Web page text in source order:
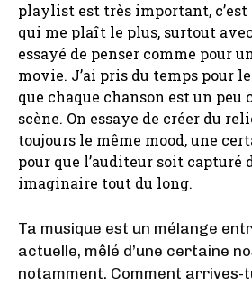
playlist est très important,
qui me plaît le plus, surtout avec
essayé de penser comme pour
movie. J’ai pris du temps pour
que chaque chanson est un peu
scène. On essaye de créer du
toujours le même mood, une
pour que l’auditeur soit capturé
imaginaire tout du long.
Ta musique est un mélange
actuelle, mêlé d’une certaine
notamment. Comment arrives-